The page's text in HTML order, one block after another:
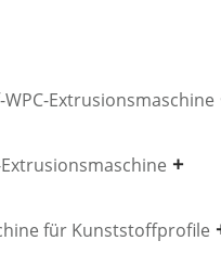
Extrusionsmaschine
für Kunststoffprofile